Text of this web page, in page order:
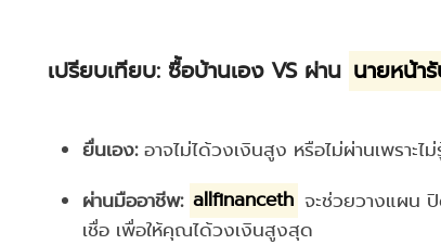
เปรียบเทียบ: ซื้อบ้านเอง VS ผ่าน นายหน้า
ยื่นเอง:อาจไม่ได้วงเงินสูง หรือไม่ผ่านเพราะไม่
ผ่านมืออาชีพ: allfinanceth จะช่วยวางแผน
เชื่อ เพื่อให้คุณได้วงเงินสูงสุด